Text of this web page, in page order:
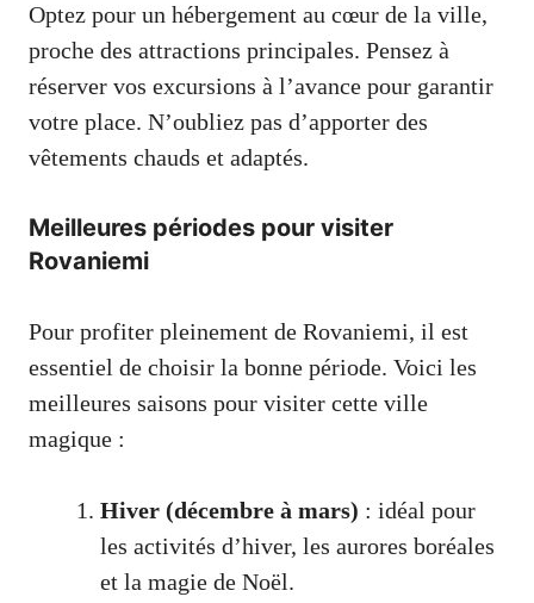
Optez pour un hébergement au cœur de la ville,
proche des attractions principales. Pensez à
réserver vos excursions à l’avance pour garantir
votre place. N’oubliez pas d’apporter des
vêtements chauds et adaptés.
Meilleures périodes pour visiter
Rovaniemi
Pour profiter pleinement de Rovaniemi, il est
essentiel de choisir la bonne période. Voici les
meilleures saisons pour visiter cette ville
magique :
Hiver (décembre à mars) : idéal pour
les activités d’hiver, les aurores boréales
et la magie de Noël.